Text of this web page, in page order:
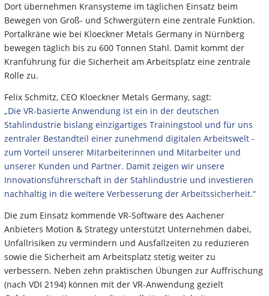
Dort übernehmen Kransysteme im täglichen Einsatz beim
Bewegen von Groß- und Schwergütern eine zentrale Funktion.
Portalkräne wie bei Kloeckner Metals Germany in Nürnberg
bewegen täglich bis zu 600 Tonnen Stahl. Damit kommt der
Kranführung für die Sicherheit am Arbeitsplatz eine zentrale
Rolle zu.
Felix Schmitz, CEO Kloeckner Metals Germany, sagt:
„Die VR-basierte Anwendung ist ein in der deutschen
Stahlindustrie bislang einzigartiges Trainingstool und für uns
zentraler Bestandteil einer zunehmend digitalen Arbeitswelt -
zum Vorteil unserer Mitarbeiterinnen und Mitarbeiter und
unserer Kunden und Partner. Damit zeigen wir unsere
Innovationsführerschaft in der Stahlindustrie und investieren
nachhaltig in die weitere Verbesserung der Arbeitssicherheit.“
Die zum Einsatz kommende VR-Software des Aachener
Anbieters Motion & Strategy unterstützt Unternehmen dabei,
Unfallrisiken zu vermindern und Ausfallzeiten zu reduzieren
sowie die Sicherheit am Arbeitsplatz stetig weiter zu
verbessern. Neben zehn praktischen Übungen zur Auffrischung
(nach VDI 2194) können mit der VR-Anwendung gezielt